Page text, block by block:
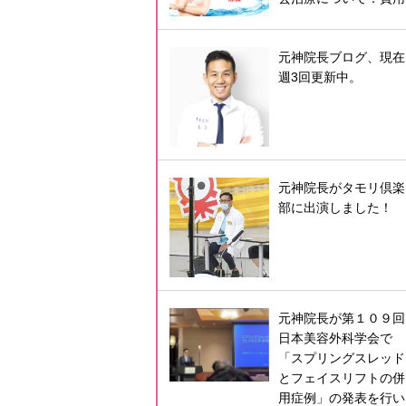
元神院長ブログ、現在
週3回更新中。
元神院長がタモリ倶楽
部に出演しました！
元神院長が第１０９回
日本美容外科学会で
「スプリングスレッド
とフェイスリフトの併
用症例」の発表を行い